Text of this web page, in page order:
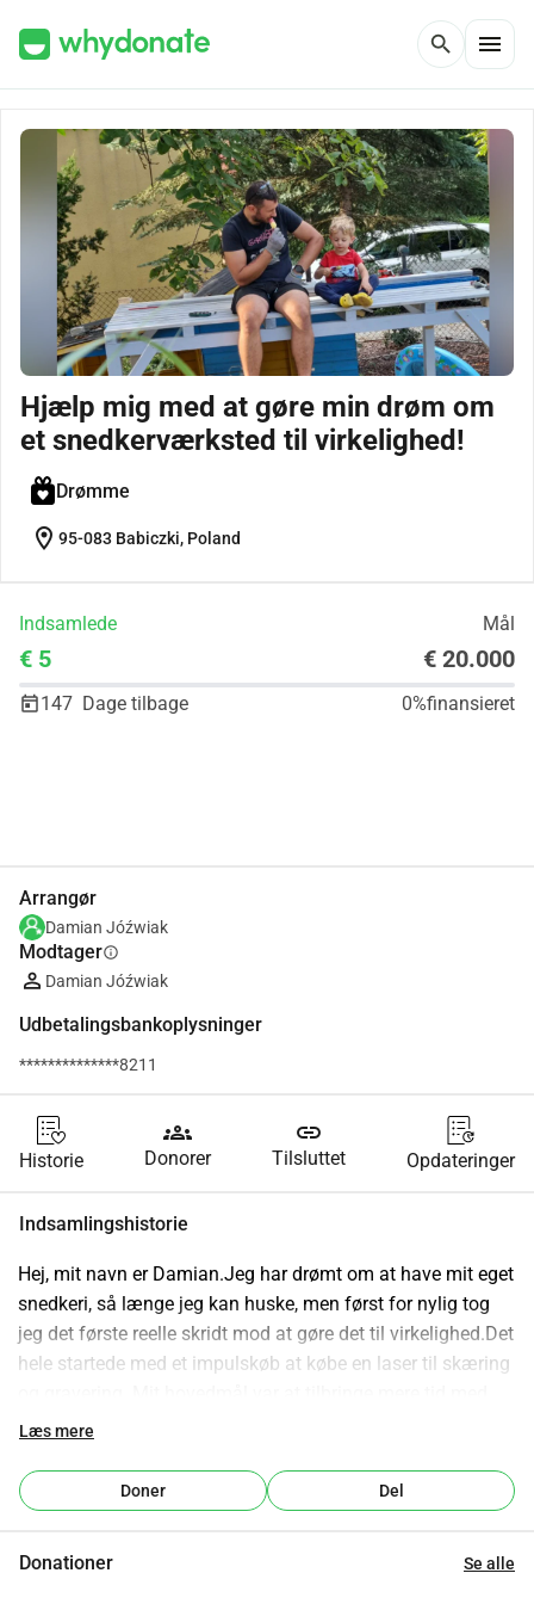
search menu
Hjælp mig med at gøre min drøm om
et snedkerværksted til virkelighed!
Drømme
location_on 95-083 Babiczki, Poland
Indsamlede Mål
€ 5 € 20.000
147 Dage tilbage 0%finansieret
Arrangør
Damian Jóźwiak
Modtagerinfo
Damian Jóźwiak
Udbetalingsbankoplysninger
**************8211
Historie
groups
Donorer
link
Tilsluttet Opdateringer
Indsamlingshistorie
Hej, mit navn er Damian.Jeg har drømt om at have mit eget
snedkeri, så længe jeg kan huske, men først for nylig tog
jeg det første reelle skridt mod at gøre det til virkelighed.Det
hele startede med et impulskøb at købe en laser til skæring
mit barn, skabe fede projekter sammen, bygge et lille far-
at arbejde med træ giver mig langt mere end blot
tilfredsstillelse det er blevet en ægte passion.Jo mere jeg
denne passion til et erhverv og blive en rigtig håndværker.
Læs mere
Doner Del
Donationer Se alle